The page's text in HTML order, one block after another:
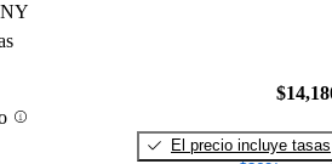
El precio incluye tasas